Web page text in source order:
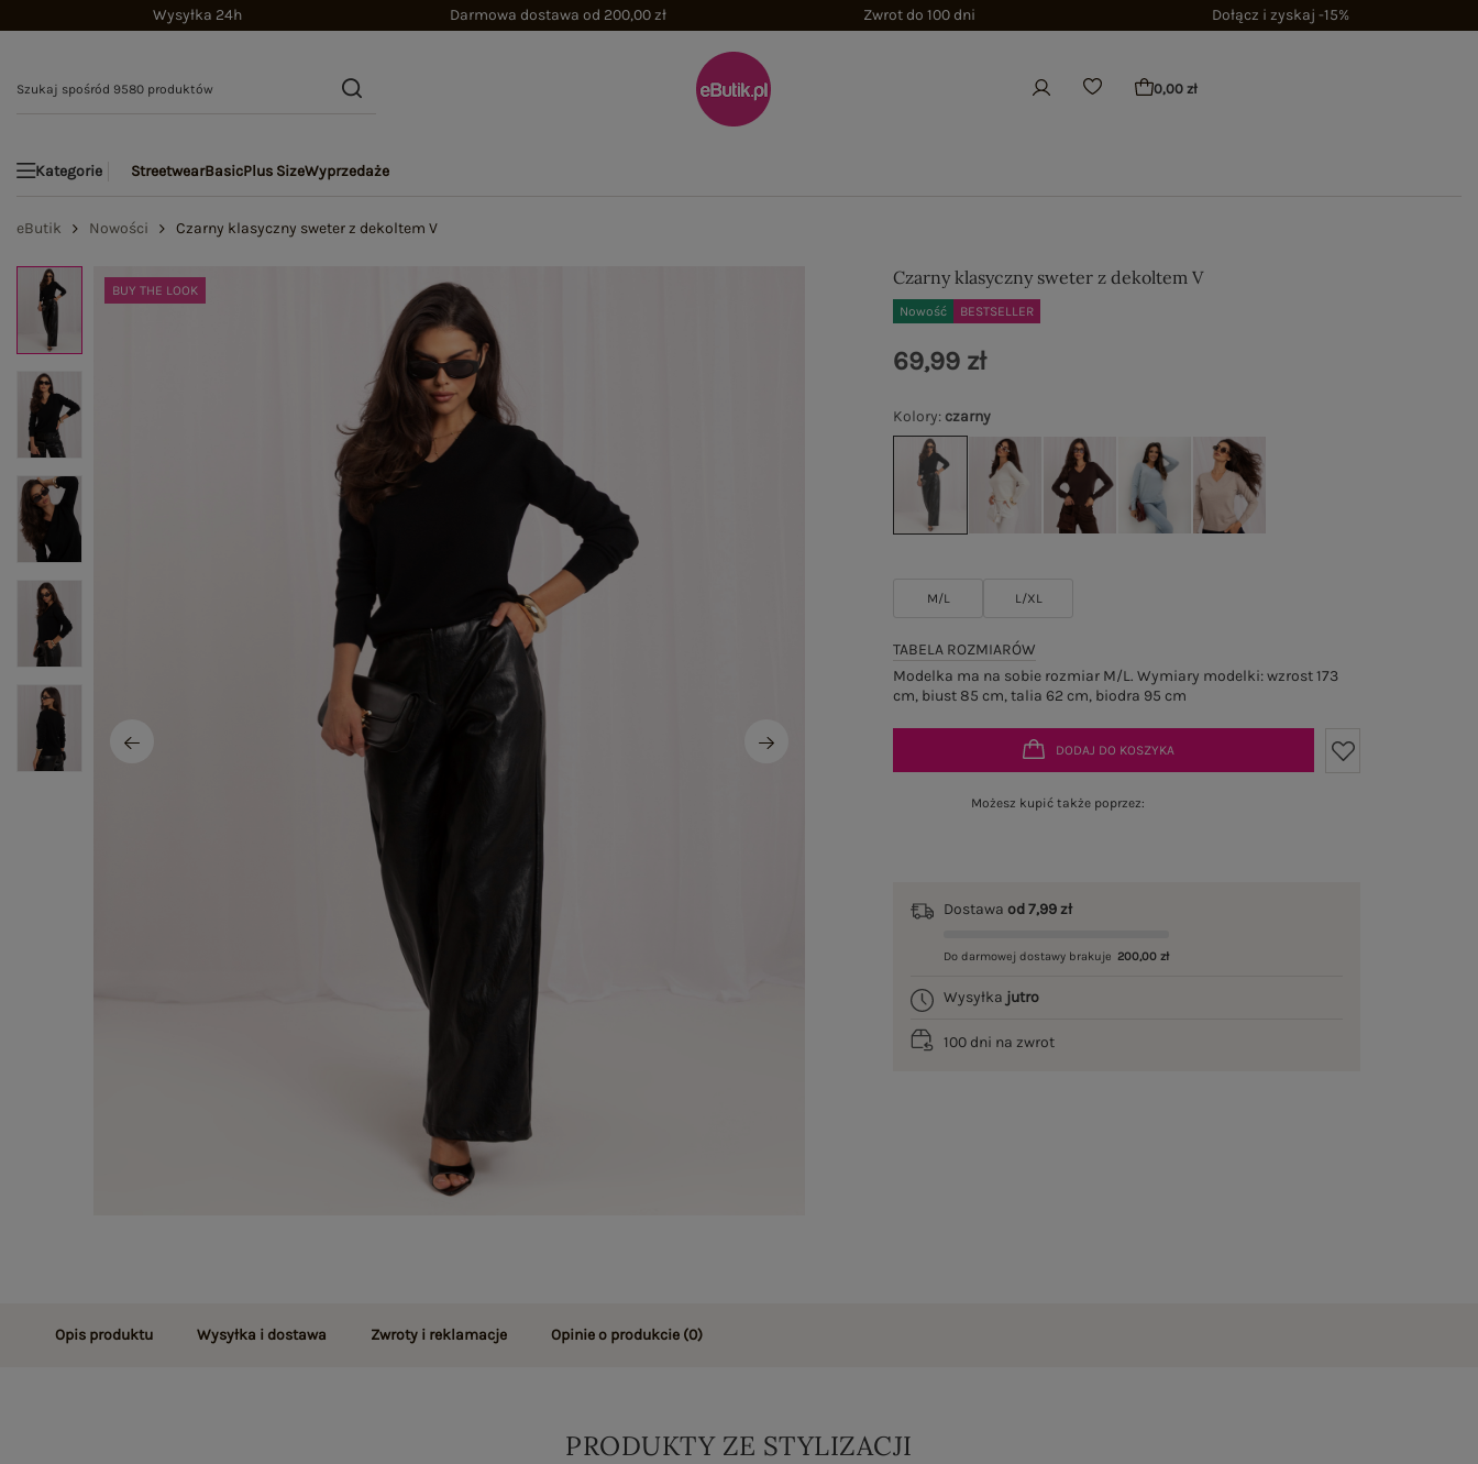
Wysyłka 24h Darmowa dostawa od 200,00 zł Zwrot do 100 dni Dołącz i zyskaj -15%
0,00 zł
Kategorie StreetwearBasicPlus SizeWyprzedaże
eButik Nowości Czarny klasyczny sweter z dekoltem V
BUY THE LOOK
Czarny klasyczny sweter z dekoltem V
Nowość BESTSELLER
Kolory: czarny
M/L L/XL
TABELA ROZMIARÓW
Modelka ma na sobie rozmiar M/L. Wymiary modelki: wzrost 173
cm, biust 85 cm, talia 62 cm, biodra 95 cm
69,99 zł
DODAJ DO KOSZYKA
Możesz kupić także poprzez:
Dostawaod 7,99 zł
Do darmowej dostawy brakuje 200,00 zł
Wysyłka jutro
100 dni na zwrot
Opis produktu Wysyłka i dostawa Zwroty i reklamacje Opinie o produkcie (0)
PRODUKTY ZE STYLIZACJI